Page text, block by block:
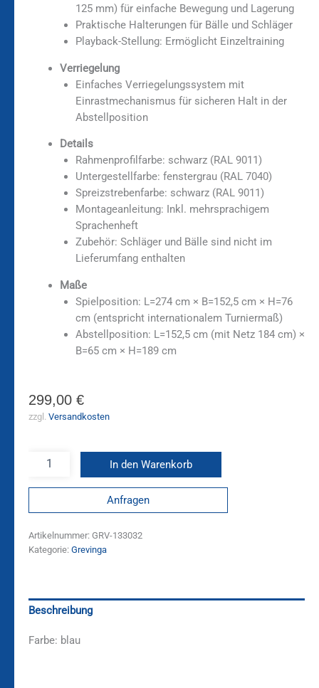
125 mm) für einfache Bewegung und Lagerung
Praktische Halterungen für Bälle und Schläger
Playback-Stellung: Ermöglicht Einzeltraining
Verriegelung
Einfaches Verriegelungssystem mit
Einrastmechanismus für sicheren Halt in der
Abstellposition
Details
Rahmenprofilfarbe: schwarz (RAL 9011)
Untergestellfarbe: fenstergrau (RAL 7040)
Spreizstrebenfarbe: schwarz (RAL 9011)
Montageanleitung: Inkl. mehrsprachigem
Sprachenheft
Zubehör: Schläger und Bälle sind nicht im
Lieferumfang enthalten
Maße
Spielposition: L=274 cm × B=152,5 cm × H=76
cm (entspricht internationalem Turniermaß)
Abstellposition: L=152,5 cm (mit Netz 184 cm) ×
B=65 cm × H=189 cm
299,00 €
zzgl. Versandkosten
In den Warenkorb
Anfragen
Artikelnummer: GRV-133032
Kategorie: Grevinga
Beschreibung
Farbe: blau